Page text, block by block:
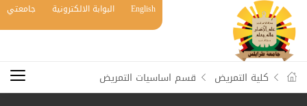
English البوابة الالكترونية جامعتي
كلية التمريض قسم اساسيات التمريض